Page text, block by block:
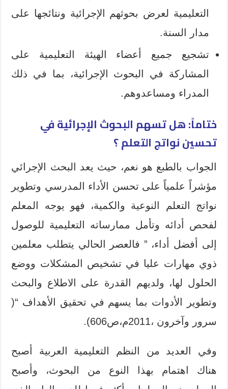
التعليمية لعرض بحوثهم الإجرائية ونتائجها على
مدار السنة.
تشجيع جميع أعضاء الهيئة التعليمية على
المشاركة في البحوث الإجرائية، بما في ذلك
المدراء ومساعدوهم.
ختاماً: هل تسهم البحوث الإجرائية في
تحسين نواتج التعلم ؟
الجواب بالطبع هو نعم، حيث يعد البحث الإجرائي
مؤشراً علمياً على تحسن الأداء المدرسي وتطوير
نواتج التعلم النوعية والكمية، فهو يوجه المعلم
لفحص أدائه وتأمل ممارساته التعليمية للوصول
إلى أفضل أداء، ” فالعصر الحالي يتطلب معلمين
ذوي مهارات عليا في تشخيص المشكلات ووضع
الحلول لها، ولديهم القدرة على الاطلاع والبحث
وتطوير الأدوات بما يسهم في تحقيق الأهداف “(
سرور وآخرون ،2011م،ص606).
وفي العديد من النظم التعليمية العربية أصبح
هناك اهتمام بهذا النوع من البحوث، وأصبح